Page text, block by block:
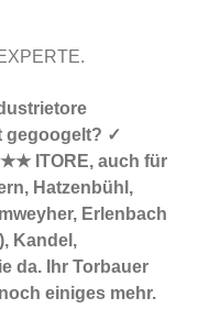
gegoogelt? ✓
ITORE, auch für
Hatzenbühl,
Erlenbach
Kandel,
da. Ihr Torbauer
einiges mehr.